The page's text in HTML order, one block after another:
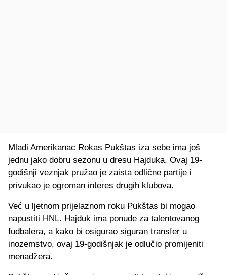
Mladi Amerikanac Rokas Pukštas iza sebe ima još
jednu jako dobru sezonu u dresu Hajduka. Ovaj 19-
godišnji veznjak pružao je zaista odlične partije i
privukao je ogroman interes drugih klubova.
Već u ljetnom prijelaznom roku Pukštas bi mogao
napustiti HNL. Hajduk ima ponude za talentovanog
fudbalera, a kako bi osigurao siguran transfer u
inozemstvo, ovaj 19-godišnjak je odlučio promijeniti
menadžera.